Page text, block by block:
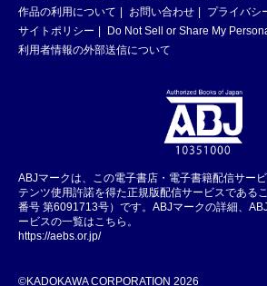
作品の利用について
お問い合わせ
プライバシ
サイトポリシー
Do Not Sell or Share My
利用者情報の外部送信について
ABJマークは、この電子書店・電子書籍配信サー
テンツ使用許諾を得た正規版配信サービスである
番号 第6091713号）です。ABJマークの詳細、
ービスの一覧はこちら。
https://aebs.or.jp/
©KADOKAWA CORPORATION 2026